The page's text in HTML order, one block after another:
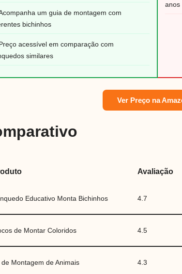
um guia de montagem com
bichinhos
acessível em comparação com
similares
anos
Ver Preço na
Avaliação
Educativo Monta Bichinhos 4.7
de Montar Coloridos 4.5
de Montagem de Animais 4.3